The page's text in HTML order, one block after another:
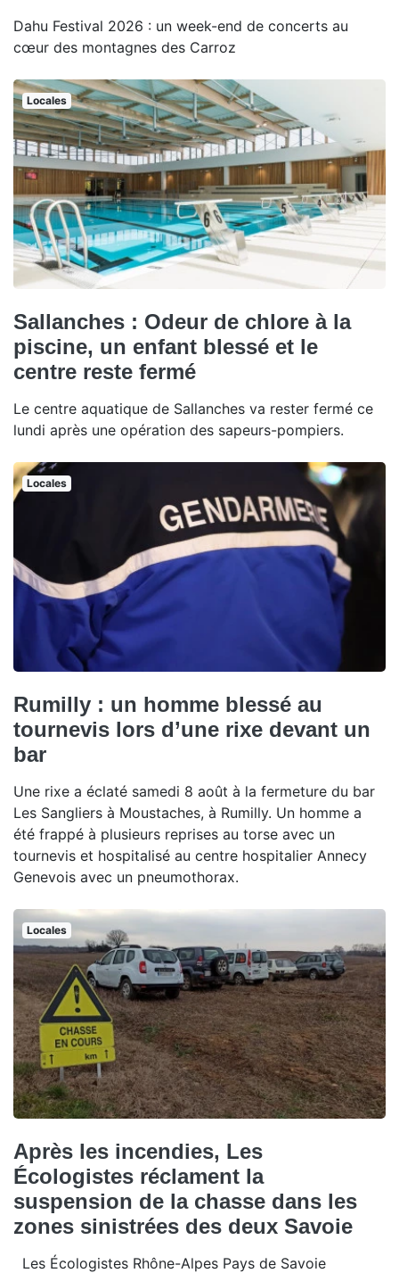
Dahu Festival 2026 : un week-end de concerts au
cœur des montagnes des Carroz
Locales
Sallanches : Odeur de chlore à la
piscine, un enfant blessé et le
centre reste fermé
Le centre aquatique de Sallanches va rester fermé ce
lundi après une opération des sapeurs-pompiers.
Locales
Rumilly : un homme blessé au
tournevis lors d’une rixe devant un
bar
Une rixe a éclaté samedi 8 août à la fermeture du bar
Les Sangliers à Moustaches, à Rumilly. Un homme a
été frappé à plusieurs reprises au torse avec un
tournevis et hospitalisé au centre hospitalier Annecy
Genevois avec un pneumothorax.
Locales
Après les incendies, Les
Écologistes réclament la
suspension de la chasse dans les
zones sinistrées des deux Savoie
Les Écologistes Rhône-Alpes Pays de Savoie